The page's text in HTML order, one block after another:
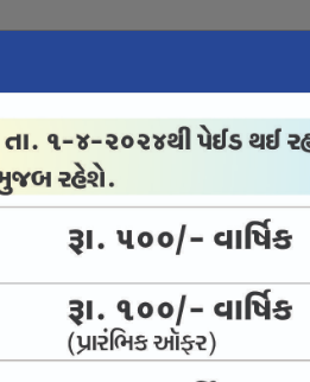
ઈ-પેપર
Panchang